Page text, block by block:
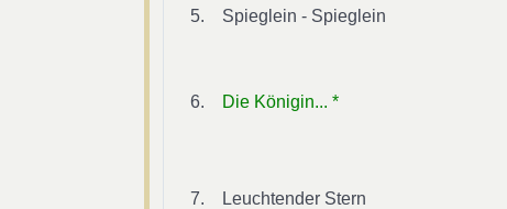
5. Spieglein - Spieglein
6. Die Königin... *
7. Leuchtender Stern